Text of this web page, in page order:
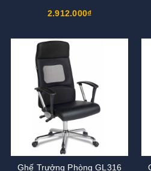
2.912.000₫
Ghế Trưởng Phòng GL316